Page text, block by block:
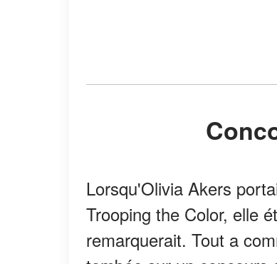
Lorsqu'Olivia Akers
Trooping the Color, elle
remarquerait. Tout a